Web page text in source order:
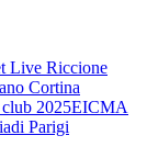
Live Riccione
Cortina
2025EICMA
Parigi